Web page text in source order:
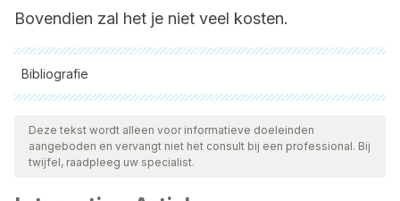
Bovendien zal het je niet veel kosten.
Bibliografie
Alle aangehaalde bronnen zijn grondig gecontroleerd door
ons team om hun kwaliteit, betrouwbaarheid, actualiteit en
geldigheid te waarborgen. De bibliografie van dit artikel werd
Deze tekst wordt alleen voor informatieve doeleinden
aangeboden en vervangt niet het consult bij een professional. Bij
twijfel, raadpleeg uw specialist.